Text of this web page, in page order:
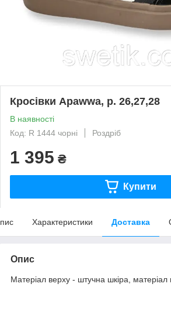
Кросівки Apawwa, р. 26,27,28
В наявності
Код: R 1444 чорні
Роздріб
1 395 ₴
Купити
Характеристики Доставка
Опис
Матеріал верху - штучна шкіра, матеріал